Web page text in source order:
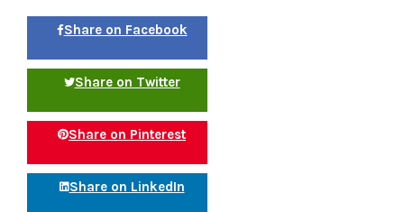
Share on Facebook
Share on Twitter
Share on Pinterest
Share on LinkedIn